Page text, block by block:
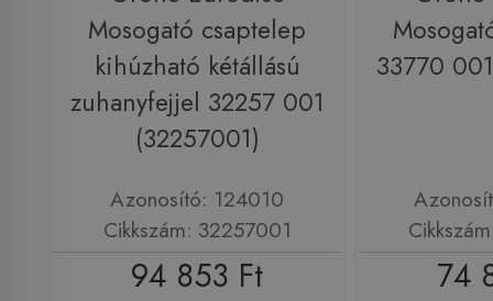
Mosogató csaptelep
kihúzható kétállású
zuhanyfejjel 32257 001
(32257001)
Azonosító: 124010
Cikkszám: 32257001
94 853 Ft
33770
74